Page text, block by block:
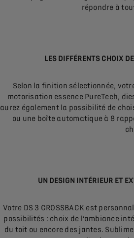
répondre à
LES DIFFÉRENTS CHOIX
Selon la finition sélectionnée,
motorisation essence PureTech,
aurez également la possibilité de
ou une boîte automatique à 8
UN DESIGN INTÉRIEUR ET
Votre DS 3 CROSSBACK est
possibilités : choix de l’ambiance
du toit ou encore des jantes.
l’univers qui